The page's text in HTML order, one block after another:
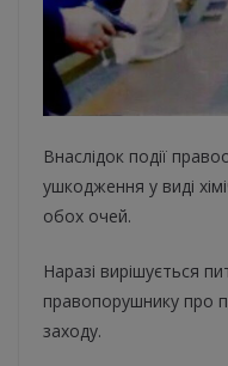
Внаслідок події
ушкодження у виді
обох очей.
Наразі вирішується
правопорушнику про
заходу.